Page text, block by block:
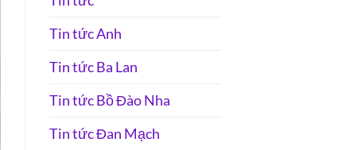
Tin tức Anh
Tin tức Ba Lan
Tin tức Bồ Đào Nha
Tin tức Đan Mạch